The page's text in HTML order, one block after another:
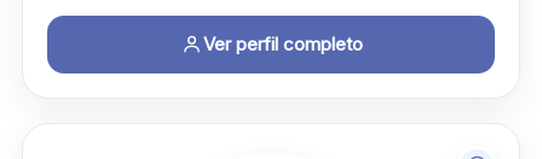
Ver perfil completo